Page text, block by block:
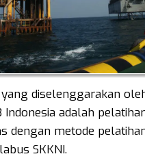
diselenggarakan
Indonesia adalah
dengan metode
SKKNI.